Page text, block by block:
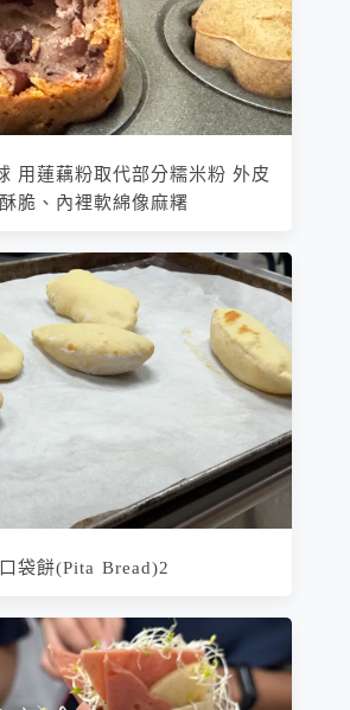
用蓮藕粉取代部分糯米粉 外皮
脆、內裡軟綿像麻糬
口袋餅(Pita Bread)2